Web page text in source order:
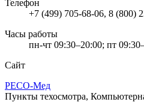
Телефон
+7 (499) 705-68-06, 8 (800)
Часы работы
пн-чт 09:30–20:00; пт
Сайт
РЕСО-Мед
Пункты техосмотра,